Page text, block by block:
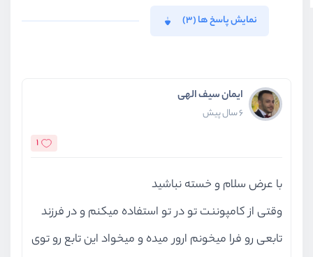
نمایش پاسخ ها (3)
ایمان سیف الهی
6 سال پیش
1
با عرض سلام و خسته نباشید
وقتی از کامپوننت تو در تو استفاده میکنم و در فرزند
تابعی رو فرا میخونم ارور میده و میخواد این تابع رو توی